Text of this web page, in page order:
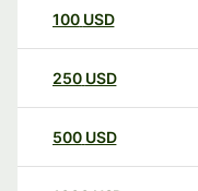
100 USD
250 USD
500 USD